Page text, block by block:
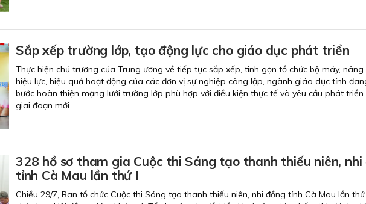
Sắp xếp trường lớp, tạo động lực cho giáo dục phát triển
Thực hiện chủ trương của Trung ương về tiếp tục sắp xếp, tinh gọn tổ chức bộ máy,
hiệu lực, hiệu quả hoạt động của các đơn vị sự nghiệp công lập, ngành giáo dục tỉnh
bước hoàn thiện mạng lưới trường lớp phù hợp với điều kiện thực tế và yêu cầu phát
giai đoạn mới.
328 hồ sơ tham gia Cuộc thi Sáng tạo thanh thiếu niên, nhi
tỉnh Cà Mau lần thứ I
Chiều 29/7, Ban tổ chức Cuộc thi Sáng tạo thanh thiếu niên, nhi đồng tỉnh Cà Mau lần